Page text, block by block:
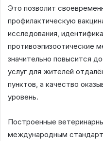
Это позволит
профилактическую
исследования,
противоэпизоотические
значительно повысится
услуг для жителей
пунктов, а качество
уровень.
Построенные
международным